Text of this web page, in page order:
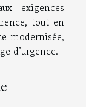
exigences
tout en
modernisée,
d’urgence.